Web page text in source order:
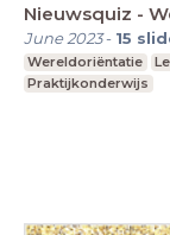
Nieuwsquiz -
June 2023- 15
Wereldoriëntatie
Praktijkonderwijs